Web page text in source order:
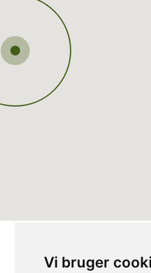
Vi bruger